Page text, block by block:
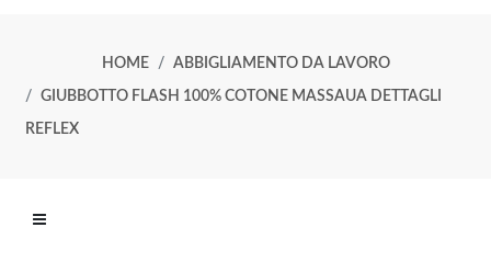
HOME ABBIGLIAMENTO DA LAVORO
GIUBBOTTO FLASH 100% COTONE MASSAUA DETTAGLI
REFLEX